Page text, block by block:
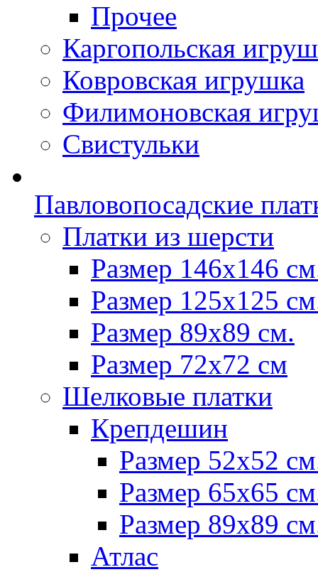
Прочее
Каргопольская
Ковровская игрушка
Филимоновская
Свистульки
Павловопосадские
Платки из шерсти
Размер 146х146
Размер 125х125
Размер 89х89 см.
Размер 72x72 см
Шелковые платки
Крепдешин
Размер 52х52
Размер 65х65
Размер 89х89
Атлас